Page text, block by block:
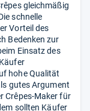
gleichmäßig
schnelle
Vorteil des
Bedenken zur
Einsatz des
hohe Qualität
gutes Argument
Crêpes-Maker für
sollten Käufer